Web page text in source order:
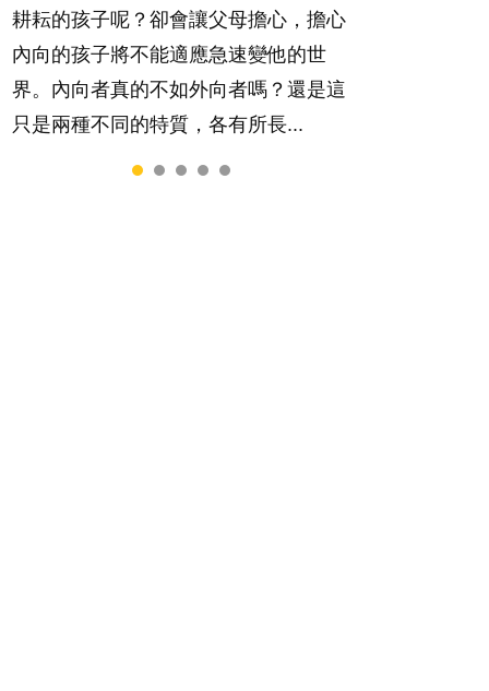
耕耘的孩子呢？卻會讓父母擔心，擔心
內向的孩子將不能適應急速變他的世
界。內向者真的不如外向者嗎？還是這
只是兩種不同的特質，各有所長...
那麼難。一起來認識婚姻的真相！...